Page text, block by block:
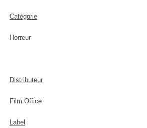
Catégorie
Horreur
Distributeur
Film Office
Label